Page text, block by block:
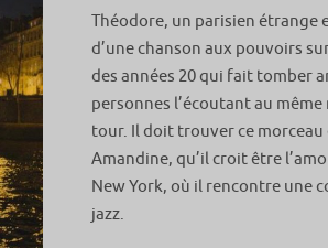
Théodore, un parisien étrange
d’une chanson aux pouvoirs
des années 20 qui fait tomber
personnes l’écoutant au
tour. Il doit trouver ce
Amandine, qu’il croit être
New York, où il rencontre une
jazz.